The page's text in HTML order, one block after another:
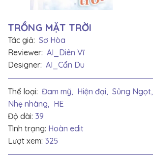
TRỒNG MẶT TRỜI
Tác giả: Sơ Hòa
Reviewer: AI_Diên Vĩ
Designer: AI_Cẩn Du
Thể loại: Đam mỹ, Hiện đại, Sủng Ngọt,
Nhẹ nhàng, HE
Độ dài: 39
Tình trạng: Hoàn edit
Lượt xem: 325